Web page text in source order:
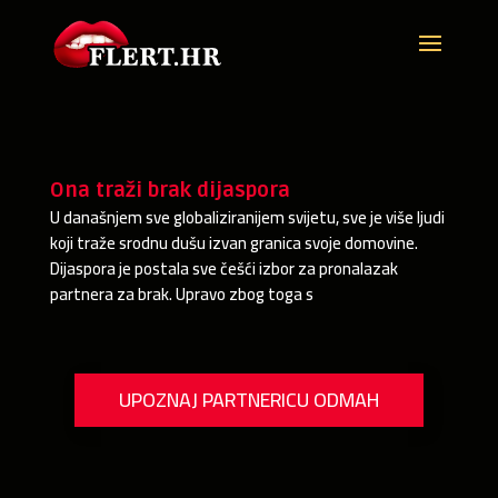
Ona traži brak dijaspora
U današnjem sve globaliziranijem svijetu, sve je više ljudi
koji traže srodnu dušu izvan granica svoje domovine.
Dijaspora je postala sve češći izbor za pronalazak
partnera za brak. Upravo zbog toga s
UPOZNAJ PARTNERICU ODMAH